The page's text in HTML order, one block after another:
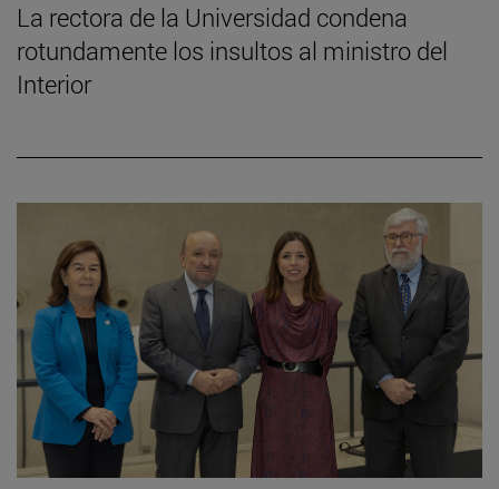
La rectora de la Universidad condena
rotundamente los insultos al ministro del
Interior